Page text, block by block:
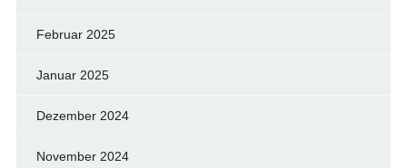
Februar 2025
Januar 2025
Dezember 2024
November 2024